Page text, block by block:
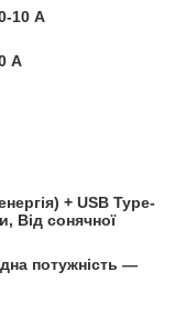
10 A
A
+ USB Type-
Від сонячної
потужність —